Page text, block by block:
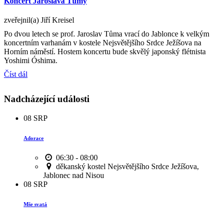
zveřejnil(a) Jiří Kreisel
Po dvou letech se prof. Jaroslav Tůma vrací do Jablonce k velkým
koncertním varhanám v kostele Nejsvětějšího Srdce Ježíšova na
Horním náměstí. Hostem koncertu bude skvělý japonský flétnista
Yoshimi Óshima.
Číst dál
Nadcházející události
08 SRP
Adorace
06:30 - 08:00
děkanský kostel Nejsvětějšího Srdce Ježíšova,
Jablonec nad Nisou
08 SRP
Mše svatá